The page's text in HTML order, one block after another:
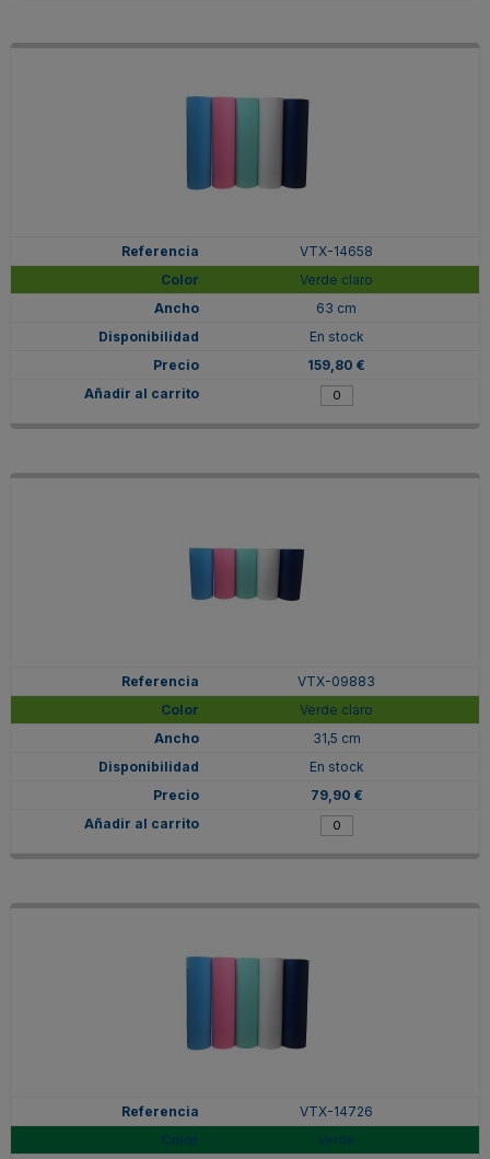
VTX-14658
Verde claro
63 cm
En stock
159,80 €
VTX-09883
Verde claro
31,5 cm
En stock
79,90 €
VTX-14726
Verde